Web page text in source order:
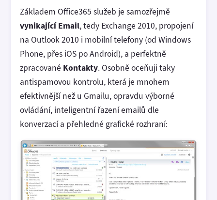
Základem Office365 služeb je samozřejmě
vynikající Email, tedy Exchange 2010, propojení
na Outlook 2010 i mobilní telefony (od Windows
Phone, přes iOS po Android), a perfektně
zpracované Kontakty. Osobně oceňuji taky
antispamovou kontrolu, která je mnohem
efektivnější než u Gmailu, opravdu výborné
ovládání, inteligentní řazení emailů dle
konverzací a přehledné grafické rozhraní: